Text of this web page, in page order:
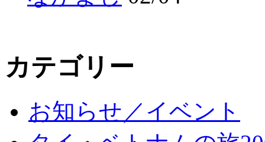
カテゴリー
お知らせ／イベント